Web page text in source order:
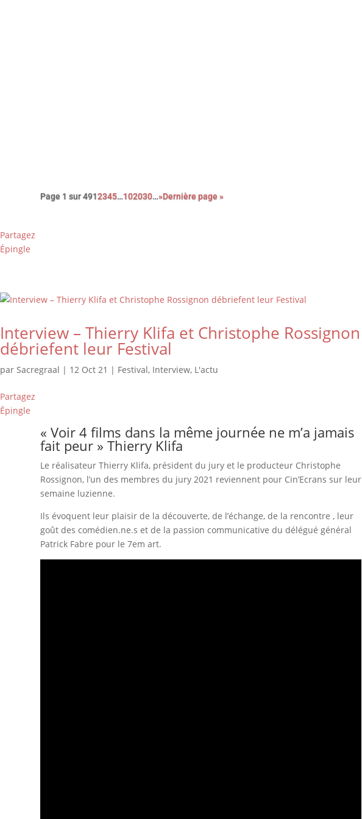
Page 1 sur 4912345…102030…»Dernière page »
Partagez
Épingle
Interview – Thierry Klifa et Christophe Rossignon
débriefent leur Festival
par Sacregraal | 12 Oct 21 | Festival, Interview, L'actu
Partagez
Épingle
« Voir 4 films dans la même journée ne m’a jamais
fait peur » Thierry Klifa
Le réalisateur Thierry Klifa, président du jury et le producteur Christophe
Rossignon, l’un des membres du jury 2021 reviennent pour Cin’Ecrans sur leur
semaine luzienne.
Ils évoquent leur plaisir de la découverte, de l’échange, de la rencontre , leur
goût des comédien.ne.s et de la passion communicative du délégué général
Patrick Fabre pour le 7em art.